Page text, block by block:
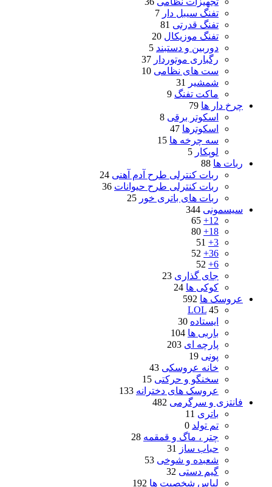
تفنگ سیبل دار 7
تفنگ قدرتی 81
تفنگ موزیکال 20
دوربین و دستبند 5
رگباری موتوردار 37
ست های نظامی 10
شمشیر
31
ماکت تفنگ 9
چرخ دار ها 79
اسکوتر برقی 8
اسکوترها 47
سه چرخه ها 15
لوپکار 5
ربات ها 88
ربات کنترلی طرح آدم آهنی 24
ربات کنترلی طرح حیوانات 36
ربات های باتری خور 25
سیسمونی 344
12+
65
18+
80
3+
51
36+
52
6+
52
جای گذاری 23
کوکی ها 24
عروسک ها 592
LOL 45
ایستاده 30
باربی ها 104
پارچه ای 203
پونی 19
خانه عروسکی 43
سخنگو و حرکتی 15
عروسک های دخترانه 133
فانتزی و سرگرمی 482
باتری 11
تم تولد 0
چتر ، ماگ و قمقمه 28
حباب ساز
31
شعبده و شوخی 53
گیم دستی 32
لباس شخصیت ها 192